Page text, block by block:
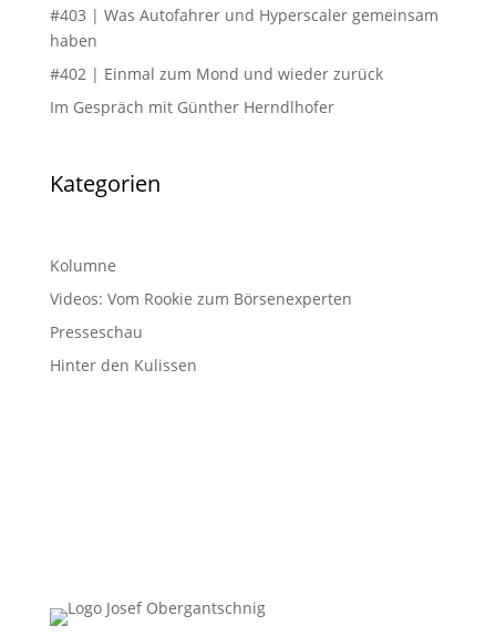
#403 | Was Autofahrer und Hyperscaler gemeinsam
haben
#402 | Einmal zum Mond und wieder zurück
Im Gespräch mit Günther Herndlhofer
Kategorien
Kolumne
Videos: Vom Rookie zum Börsenexperten
Presseschau
Hinter den Kulissen